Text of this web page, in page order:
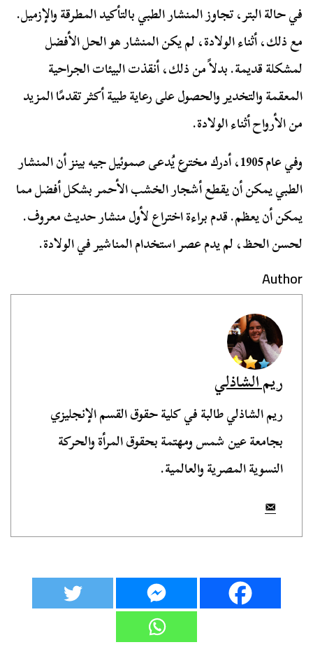
في حالة البتر، تجاوز المنشار الطبي بالتأكيد المطرقة والإزميل.
مع ذلك، أثناء الولادة، لم يكن المنشار هو الحل الأفضل
لمشكلة قديمة. بدلاً من ذلك، أنقذت البيئات الجراحية
المعقمة والتخدير والحصول على رعاية طبية أكثر تقدمًا المزيد
من الأرواح أثناء الولادة.
وفي عام 1905، أدرك مخترع يُدعى صموئيل جيه بينز أن المنشار
الطبي يمكن أن يقطع أشجار الخشب الأحمر بشكل أفضل مما
يمكن أن يعظم. قدم براءة اختراع لأول منشار حديث معروف.
لحسن الحظ، لم يدم عصر استخدام المناشير في الولادة.
Author
ريم الشاذلي
ريم الشاذلي طالبة في كلية حقوق القسم الإنجليزي
بجامعة عين شمس ومهتمة بحقوق المرأة والحركة
النسوية المصرية والعالمية.